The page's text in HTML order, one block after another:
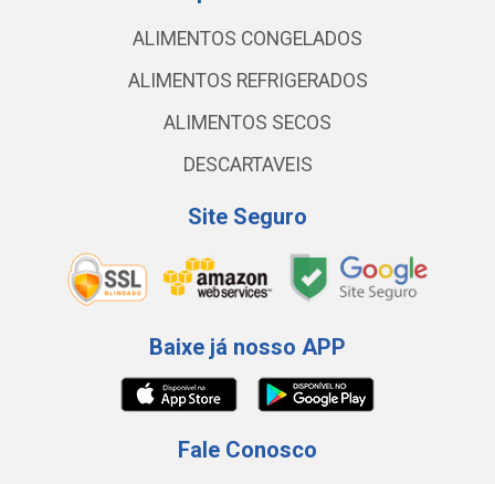
ALIMENTOS CONGELADOS
ALIMENTOS REFRIGERADOS
ALIMENTOS SECOS
DESCARTAVEIS
Site Seguro
Baixe já nosso APP
Fale Conosco